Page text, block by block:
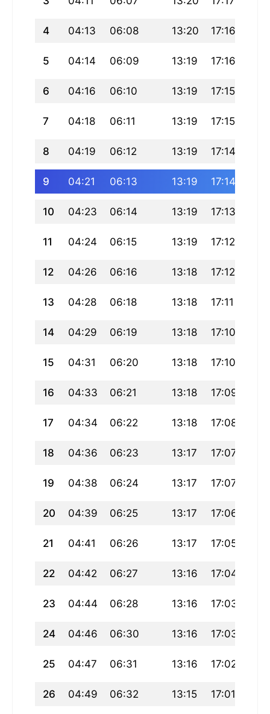
4 04:13 06:08 13:20 17:16
5 04:14 06:09 13:19 17:16
6 04:16 06:10 13:19 17:15
7 04:18 06:11 13:19 17:15
8 04:19 06:12 13:19 17:14
9 04:21 06:13 13:19 17:14
10 04:23 06:14 13:19 17:13
11 04:24 06:15 13:19 17:12
12 04:26 06:16 13:18 17:12
13 04:28 06:18 13:18 17:11
14 04:29 06:19 13:18 17:10
15 04:31 06:20 13:18 17:10
16 04:33 06:21 13:18 17:09
17 04:34 06:22 13:18 17:08
18 04:36 06:23 13:17 17:07
19 04:38 06:24 13:17 17:07
20 04:39 06:25 13:17 17:06
21 04:41 06:26 13:17 17:05
22 04:42 06:27 13:16 17:04
23 04:44 06:28 13:16 17:03
24 04:46 06:30 13:16 17:03
25 04:47 06:31 13:16 17:02
26 04:49 06:32 13:15 17:01